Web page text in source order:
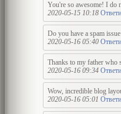
You're so awesome! I do
2020-05-15 10:18
Do you have a spam
2020-05-16 05:40
Thanks to my father who
2020-05-16 09:34
Wow, incredible blog
2020-05-16 05:01